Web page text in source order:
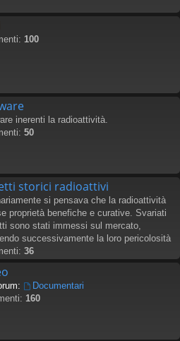
100
inerenti la radioattività.
50
storici radioattivi
si pensava che la radioattività
proprietà benefiche e curative. Svariati
sono stati immessi sul mercato,
successivamente la loro pericolosità
36
Documentari
160